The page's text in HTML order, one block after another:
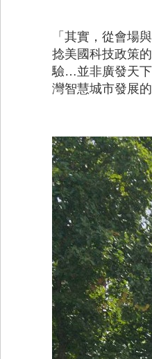
「其實，從會場
捻美國科技政策
驗…並非廣發天下
灣智慧城市發展